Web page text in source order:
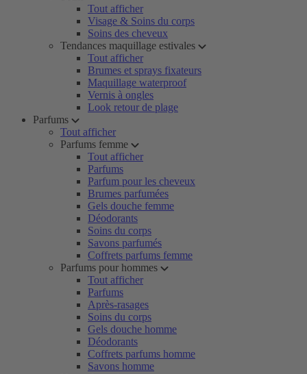
Tout afficher
Visage & Soins du corps
Soins des cheveux
Tendances maquillage estivales
Tout afficher
Brumes et sprays fixateurs
Maquillage waterproof
Vernis à ongles
Look retour de plage
Parfums
Tout afficher
Parfums femme
Tout afficher
Parfums
Parfum pour les cheveux
Brumes parfumées
Gels douche femme
Déodorants
Soins du corps
Savons parfumés
Coffrets parfums femme
Parfums pour hommes
Tout afficher
Parfums
Après-rasages
Soins du corps
Gels douche homme
Déodorants
Coffrets parfums homme
Savons homme